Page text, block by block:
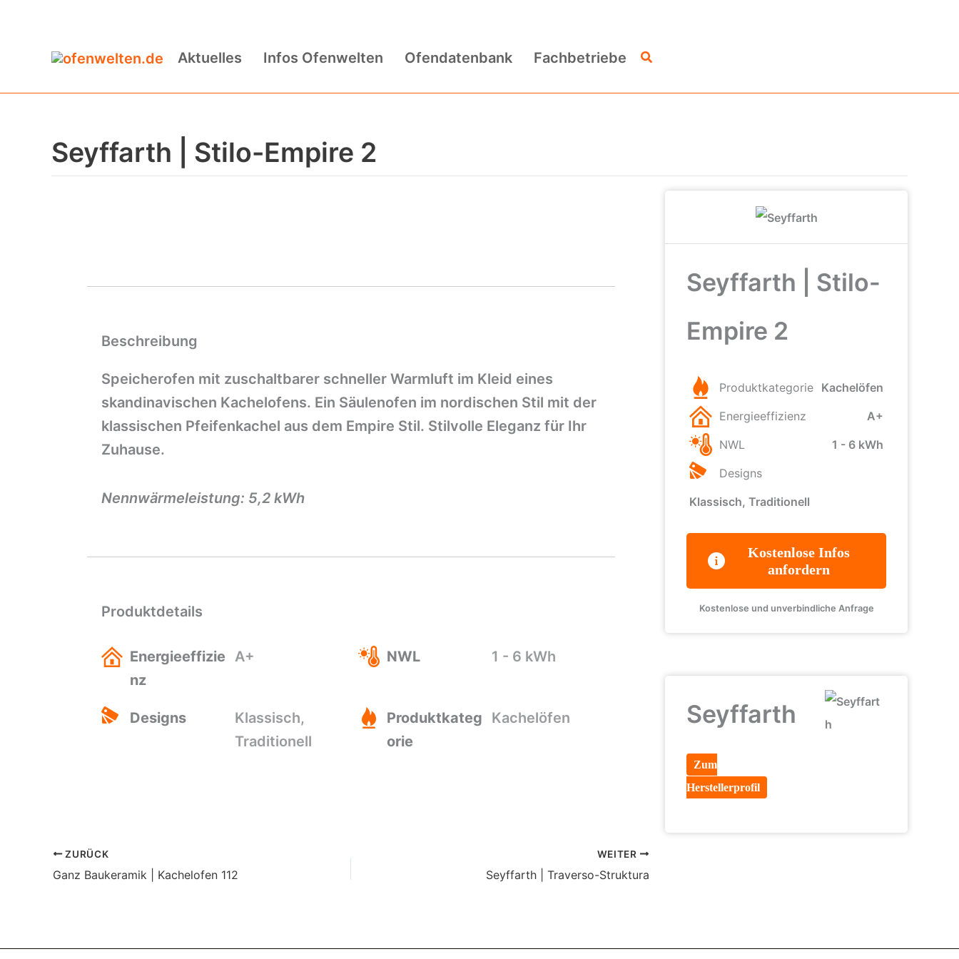
springen
Aktuelles Infos Ofenwelten Ofendatenbank Fachbetriebe Suchen
Seyffarth | Stilo-Empire 2
Beschreibung
Speicherofen mit zuschaltbarer schneller Warmluft im Kleid eines
skandinavischen Kachelofens. Ein Säulenofen im nordischen Stil mit der
klassischen Pfeifenkachel aus dem Empire Stil. Stilvolle Eleganz für Ihr
Zuhause.
Nennwärmeleistung: 5,2 kWh
Produktdetails
Energieeffizie
nz
A+ NWL 1 - 6 kWh
Designs
Klassisch,
Traditionell
Produktkateg
orie
Kachelöfen
ZURÜCK
Ganz Baukeramik | Kachelofen 112
WEITER
Seyffarth | Traverso-Struktura
Seyffarth | Stilo-
Empire 2
Produktkategorie Kachelöfen
Energieeffizienz
A+
NWL
1 - 6 kWh
Designs
Klassisch, Traditionell
Kostenlose Infos
anfordern
Kostenlose und unverbindliche Anfrage
Seyffarth
Zum
Herstellerprofil